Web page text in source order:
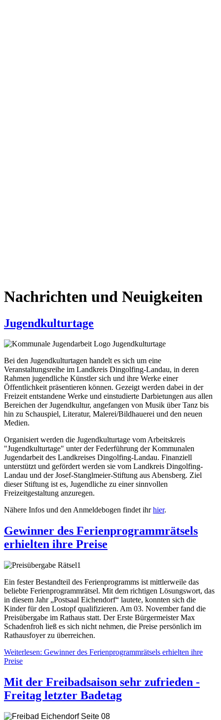
Nachrichten und Neuigkeiten
Jugendkulturtage
Bei den Jugendkulturtagen handelt es sich um eine
Veranstaltungsreihe im Landkreis Dingolfing-Landau, in deren
Rahmen jugendliche Künstler sich und ihre Werke einer
Öffentlichkeit präsentieren können. Gezeigt werden dabei in der
Freizeit entstandene Werke und einstudierte Darbietungen aus allen
Bereichen der Jugendkultur, angefangen von Musik über Tanz bis
hin zu Schauspiel, Literatur, Malerei/Bildhauerei und den neuen
Medien.
Organisiert werden die Jugendkulturtage vom Arbeitskreis
"Jugendkulturtage" unter der Federführung der Kommunalen
Jugendarbeit des Landkreises Dingolfing-Landau. Finanziell
unterstützt und gefördert werden sie vom Landkreis Dingolfing-
Landau und der Josef-Stanglmeier-Stiftung aus Abensberg. Ziel
dieser Stiftung ist es, Jugendliche zu einer sinnvollen
Freizeitgestaltung anzuregen.
Nähere Infos und den Anmeldebogen findet ihrhier.
Gewinner des Ferienprogrammrätsels
erhielten ihre Preise
Ein fester Bestandteil des Ferienprogramms ist mittlerweile das
beliebte Ferienprogrammrätsel. Mit dem richtigen Lösungswort, das
in diesem Jahr „Postsaal Eichendorf“ lautete, konnten sich die
Kinder für den Lostopf qualifizieren. Am 03. November fand die
Preisübergabe im Rathaus statt. Der Erste Bürgermeister Max
Schadenfroh ließ es sich nicht nehmen, die Preise persönlich im
Rathausfoyer zu überreichen.
Weiterlesen: Gewinner des Ferienprogrammrätsels erhielten ihre
Preise
Mit der Freibadsaison sehr zufrieden -
Freitag letzter Badetag